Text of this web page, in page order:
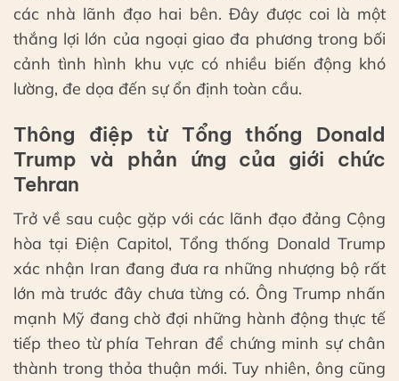
các nhà lãnh đạo hai bên. Đây được coi là một
thắng lợi lớn của ngoại giao đa phương trong bối
cảnh tình hình khu vực có nhiều biến động khó
lường, đe dọa đến sự ổn định toàn cầu.
Thông điệp từ Tổng thống Donald
Trump và phản ứng của giới chức
Tehran
Trở về sau cuộc gặp với các lãnh đạo đảng Cộng
hòa tại Điện Capitol, Tổng thống Donald Trump
xác nhận Iran đang đưa ra những nhượng bộ rất
lớn mà trước đây chưa từng có. Ông Trump nhấn
mạnh Mỹ đang chờ đợi những hành động thực tế
tiếp theo từ phía Tehran để chứng minh sự chân
thành trong thỏa thuận mới. Tuy nhiên, ông cũng